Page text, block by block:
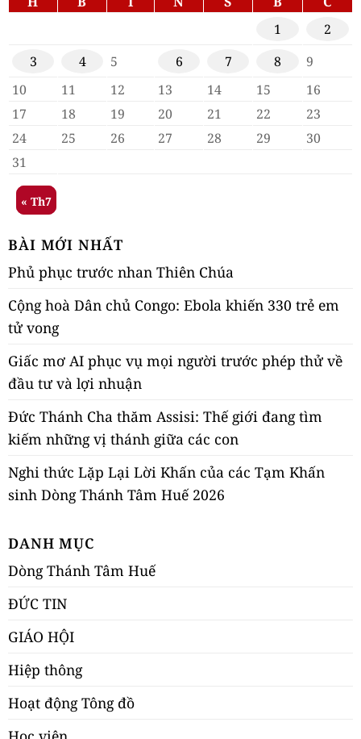
1
2
3
4 5 6 7 8
9
10
11 12 13 14 15
16
17
18 19 20 21 22
23
24
25 26 27 28 29
30
31
« Th7
BÀI MỚI NHẤT
Phủ phục trước nhan Thiên Chúa
Cộng hoà Dân chủ Congo: Ebola khiến 330 trẻ em
tử vong
Giấc mơ AI phục vụ mọi người trước phép thử về
đầu tư và lợi nhuận
Đức Thánh Cha thăm Assisi: Thế giới đang tìm
kiếm những vị thánh giữa các con
Nghi thức Lặp Lại Lời Khấn của các Tạm Khấn
sinh Dòng Thánh Tâm Huế 2026
DANH MỤC
Dòng Thánh Tâm Huế
ĐỨC TIN
GIÁO HỘI
Hiệp thông
Hoạt động Tông đồ